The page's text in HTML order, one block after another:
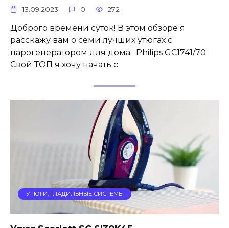
13.09.2023 0 272
Доброго времени суток! В этом обзоре я
расскажу вам о семи лучших утюгах с
парогенератором для дома. Philips GC1741/70
Свой ТОП я хочу начать с
УТЮГИ, ГЛАДИЛЬНЫЕ СИСТЕМЫ